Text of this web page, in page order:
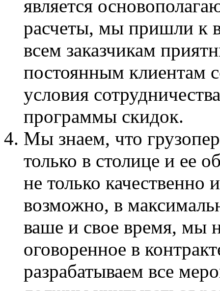
является
расчеты, мы пришли к
всем заказчикам
постоянным клиентам
условия
программы скидок.
Мы знаем, что
только в столице и ее
не только качественно
возможно, в
ваше и свое время, мы
оговоренное в
разрабатываем все